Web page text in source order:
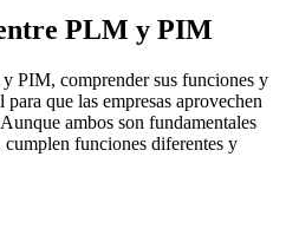
PLM y PIM
PIM, comprender sus funciones y
para que las empresas aprovechen
ambos son fundamentales
funciones diferentes y